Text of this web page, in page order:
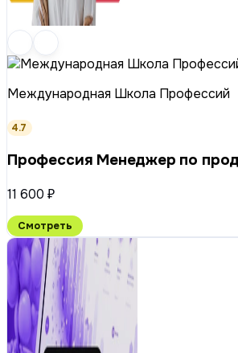
Международная Школа Профессий
4.7
Профессия Менеджер по
11 600 ₽
Смотреть